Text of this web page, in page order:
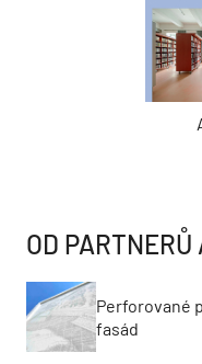
OD PARTNERŮ
Perforované
fasád